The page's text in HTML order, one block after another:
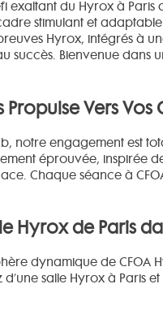
exaltant du Hyrox à
stimulant et adaptable
Hyrox, intégrés à
succès. Bienvenue dans
Propulse Vers Vos
notre engagement est
éprouvée, inspirée
Chaque séance à
Hyrox de Paris
dynamique de
salle Hyrox à Paris